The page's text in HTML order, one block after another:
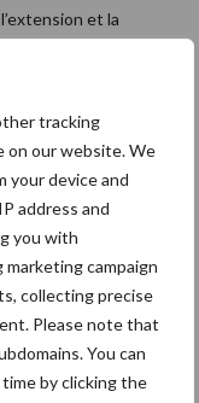
tracking
on our website. We
your device and
address and
you with
campaign
collecting precise
Please note that
You can
by clicking the
et la
par an.
années, la
est passée de
récentes tous
secteurs